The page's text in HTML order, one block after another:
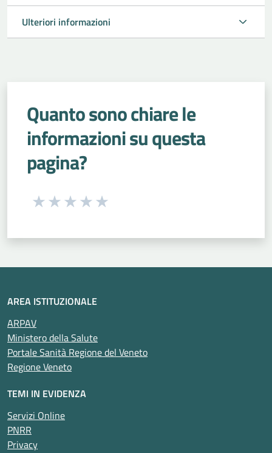
Ulteriori informazioni
Quanto sono chiare le
informazioni su questa
pagina?
Seleziona una valutazione da 1 a 5 stelle
AREA ISTITUZIONALE
ARPAV
Ministero della Salute
Portale Sanità Regione del Veneto
Regione Veneto
TEMI IN EVIDENZA
Servizi Online
PNRR
Privacy